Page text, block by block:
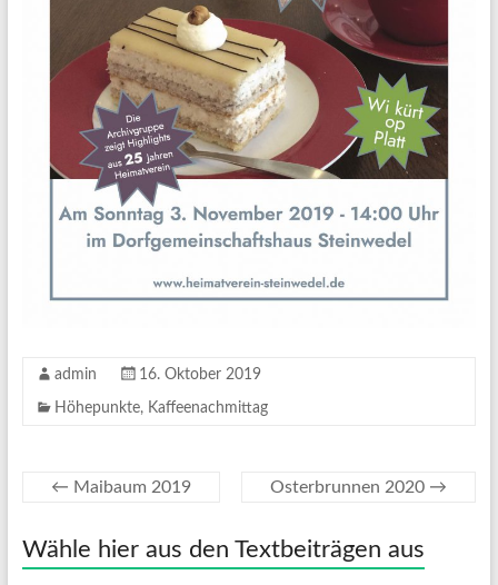
admin 16. Oktober 2019
Höhepunkte, Kaffeenachmittag
← Maibaum 2019 Osterbrunnen 2020 →
Wähle hier aus den Textbeiträgen aus